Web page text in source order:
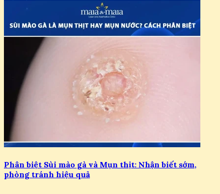
Phân biệt Sùi mào gà và Mụn thịt: Nhận biết sớm,
phòng tránh hiệu quả